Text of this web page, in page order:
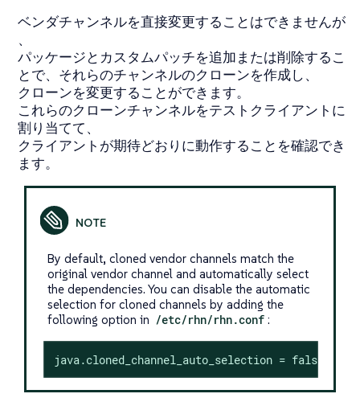
ベンダチャンネルを直接変更することはできませんが
、
パッケージとカスタムパッチを追加または削除するこ
とで、それらのチャンネルのクローンを作成し、
クローンを変更することができます。
これらのクローンチャンネルをテストクライアントに
割り当てて、
クライアントが期待どおりに動作することを確認でき
ます。
By default, cloned vendor channels match the
original vendor channel and automatically select
the dependencies. You can disable the automatic
selection for cloned channels by adding the
following option in /etc/rhn/rhn.conf :
java.cloned_channel_auto_selection = false